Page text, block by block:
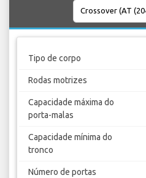
Tipo de corpo
Rodas motrizes
Capacidade máxima do
porta-malas
Capacidade mínima do
tronco
Número de portas